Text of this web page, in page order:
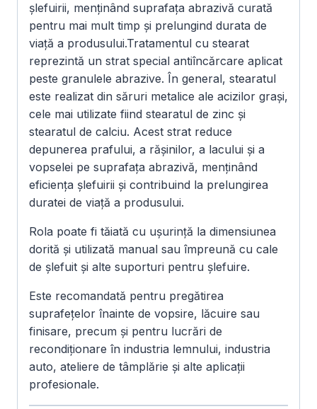
șlefuirii, menținând suprafața abrazivă curată
pentru mai mult timp și prelungind durata de
viață a produsului.Tratamentul cu stearat
reprezintă un strat special antiîncărcare aplicat
peste granulele abrazive. În general, stearatul
este realizat din săruri metalice ale acizilor grași,
cele mai utilizate fiind stearatul de zinc și
stearatul de calciu. Acest strat reduce
depunerea prafului, a rășinilor, a lacului și a
vopselei pe suprafața abrazivă, menținând
eficiența șlefuirii și contribuind la prelungirea
duratei de viață a produsului.
Rola poate fi tăiată cu ușurință la dimensiunea
dorită și utilizată manual sau împreună cu cale
de șlefuit și alte suporturi pentru șlefuire.
Este recomandată pentru pregătirea
suprafețelor înainte de vopsire, lăcuire sau
finisare, precum și pentru lucrări de
recondiționare în industria lemnului, industria
auto, ateliere de tâmplărie și alte aplicații
profesionale.